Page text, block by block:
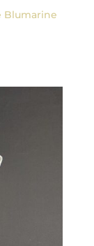
Blumarine